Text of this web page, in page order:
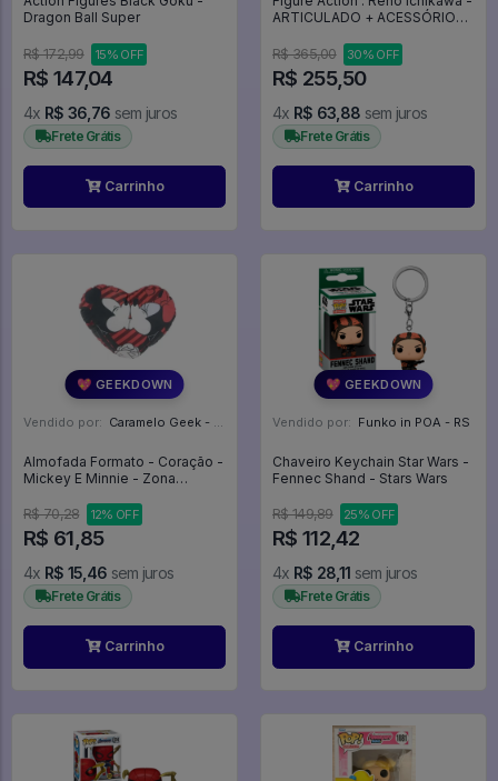
Dragon Ball Super
R$ 172,99 15% OFF
R$ 147,04
4x R$ 36,76 sem juros
Frete Grátis
Carrinho
ARTICULADO + ACESSÓRIOS -
R$ 365,00
30% OFF
R$ 255,50
4x R$ 63,88 sem juros
Frete Grátis
Carrinho
💖 GEEKDOWN
Vendido por: Caramelo Geek - DF
Almofada Formato - Coração -
Mickey E Minnie - Zona
R$ 70,28
12% OFF
R$ 61,85
4x R$ 15,46 sem juros
Frete Grátis
Carrinho
💖 GEEKDOWN
Vendido por: Funko in POA - RS
Chaveiro Keychain Star Wars -
Fennec Shand - Stars Wars
R$ 149,89 25% OFF
R$ 112,42
4x R$ 28,11 sem juros
Frete Grátis
Carrinho